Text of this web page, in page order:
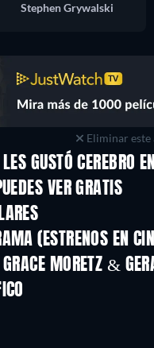
Stephen Grywalski
Eliminar este
GUSTÓ CEREBRO
VER GRATIS
(ESTRENOS EN
MORETZ &